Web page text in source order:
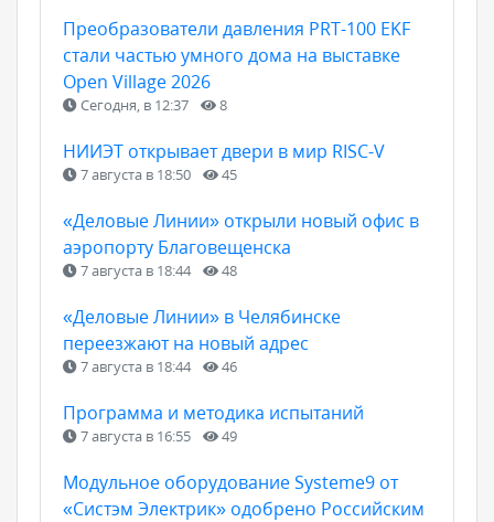
Преобразователи давления PRT-100 EKF
стали частью умного дома на выставке
Open Village 2026
Сегодня, в 12:37 8
НИИЭТ открывает двери в мир RISC-V
7 августа в 18:50 45
«Деловые Линии» открыли новый офис в
аэропорту Благовещенска
7 августа в 18:44 48
«Деловые Линии» в Челябинске
переезжают на новый адрес
7 августа в 18:44 46
Программа и методика испытаний
7 августа в 16:55 49
Модульное оборудование Systeme9 от
«Систэм Электрик» одобрено Российским